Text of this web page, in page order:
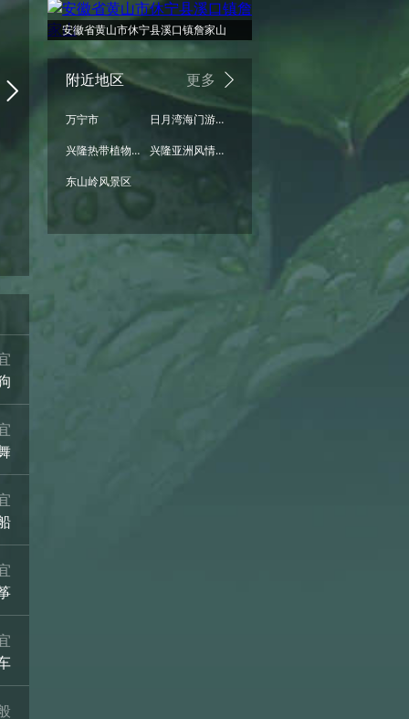
安徽省黄山市休宁县溪口镇詹家山
附近地区 更多
万宁市
日月湾海门游览区
兴隆热带植物园
兴隆亚洲风情园
东山岭风景区
26°
30°
25°
29°
25°
30°
25°
08/22
25°